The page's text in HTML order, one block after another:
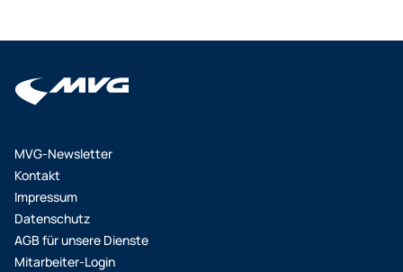
MVG-Newsletter
Kontakt
Impressum
Datenschutz
AGB für unsere Dienste
Mitarbeiter-Login